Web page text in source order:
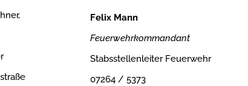
Felix Mann
Feuerwehrkommandant
Stabsstellenleiter Feuerwehr
07264 / 5373